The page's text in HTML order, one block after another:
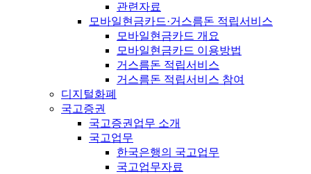
관련자료
모바일현금카드·거스름돈 적립서비스
모바일현금카드 개요
모바일현금카드 이용방법
거스름돈 적립서비스
거스름돈 적립서비스 참여
디지털화폐
국고증권
국고증권업무 소개
국고업무
한국은행의 국고업무
국고업무자료